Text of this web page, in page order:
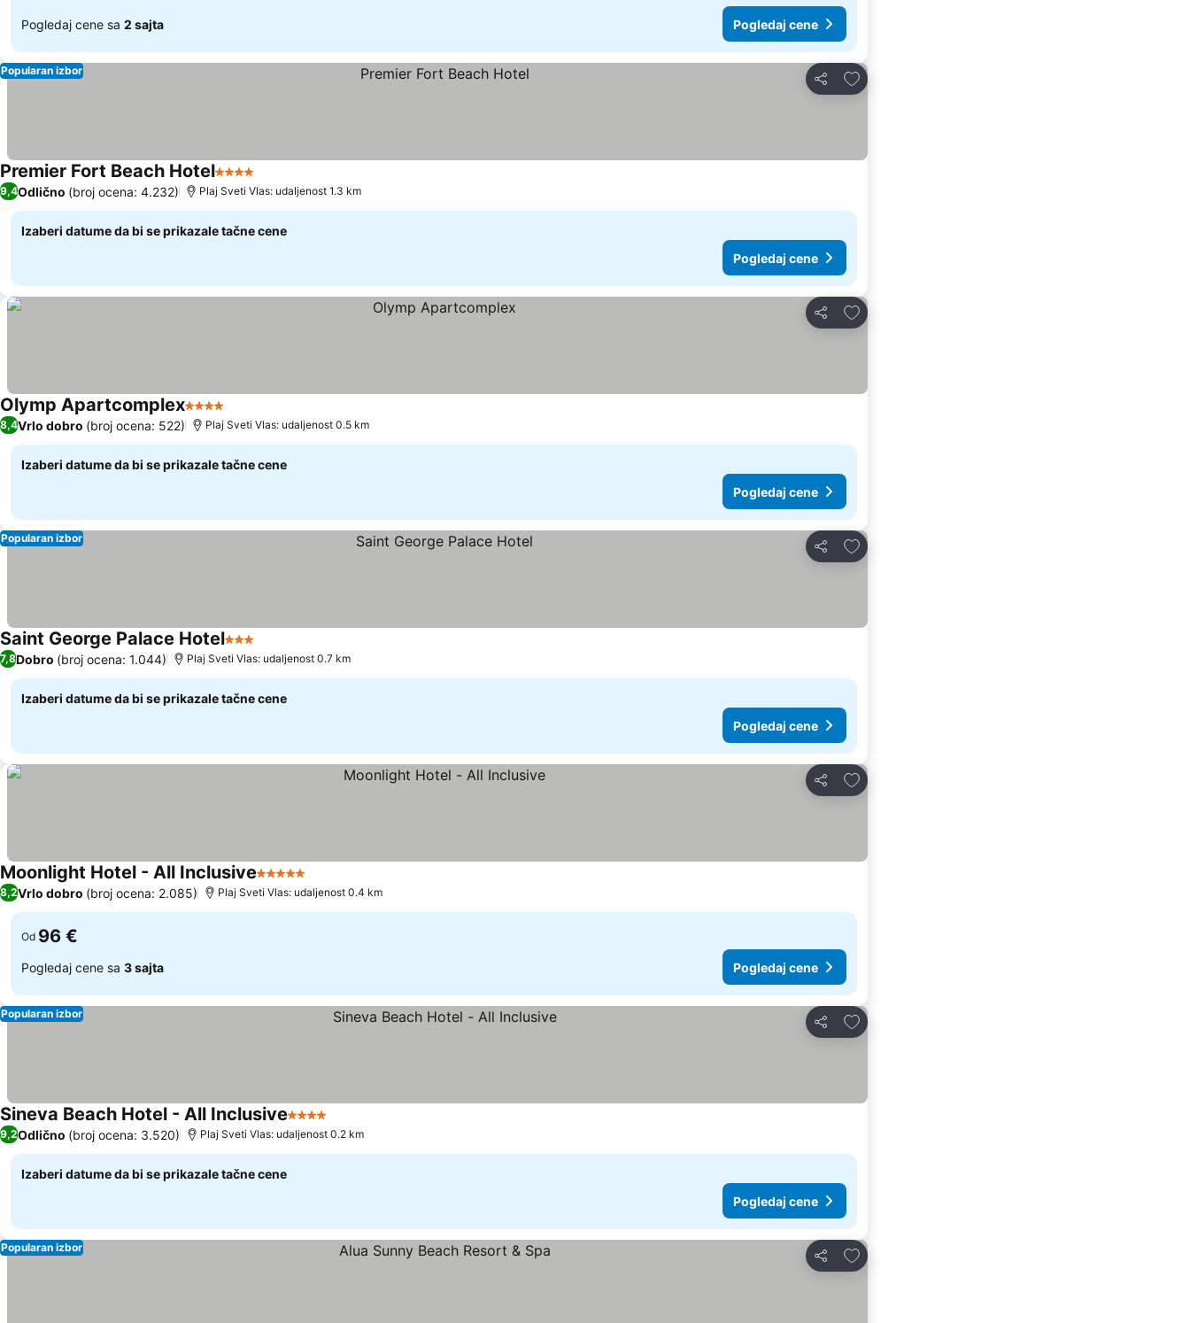
Pogledaj cene sa 2 sajta Pogledaj cene
Deli
Dodati u favorite
Popularan izbor
Premier Fort Beach Hotel4 Zvezdice
9,4Odlično (broj ocena: 4.232) Plaj Sveti Vlas: udaljenost 1.3 km
Izaberi datume da bi se prikazale tačne cene
Pogledaj cene
Deli
Dodati u favorite
Olymp Apartcomplex4 Zvezdice
8,4Vrlo dobro (broj ocena: 522) Plaj Sveti Vlas: udaljenost 0.5 km
Izaberi datume da bi se prikazale tačne cene
Pogledaj cene
Deli
Dodati u favorite
Popularan izbor
Saint George Palace Hotel3 Zvezdice
7,8Dobro (broj ocena: 1.044) Plaj Sveti Vlas: udaljenost 0.7 km
Izaberi datume da bi se prikazale tačne cene
Pogledaj cene
Deli
Dodati u favorite
Moonlight Hotel - All Inclusive5 Zvezdice
8,2Vrlo dobro (broj ocena: 2.085) Plaj Sveti Vlas: udaljenost 0.4 km
Od 96 €
Pogledaj cene sa 3 sajta Pogledaj cene
Deli
Dodati u favorite
Popularan izbor
Sineva Beach Hotel - All Inclusive4 Zvezdice
9,2Odlično (broj ocena: 3.520) Plaj Sveti Vlas: udaljenost 0.2 km
Izaberi datume da bi se prikazale tačne cene
Pogledaj cene
Deli
Dodati u favorite
Popularan izbor